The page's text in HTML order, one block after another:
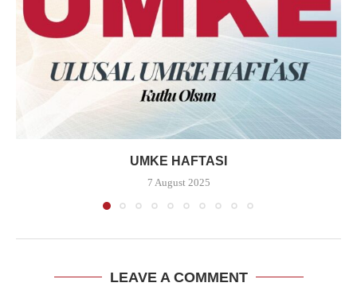
UMKE HAFTASI
7 August 2025
LEAVE A COMMENT